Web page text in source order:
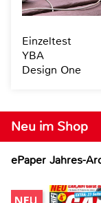
Neu im Shop
ePaper Jahres-
Einzeltest
YBA
Design One